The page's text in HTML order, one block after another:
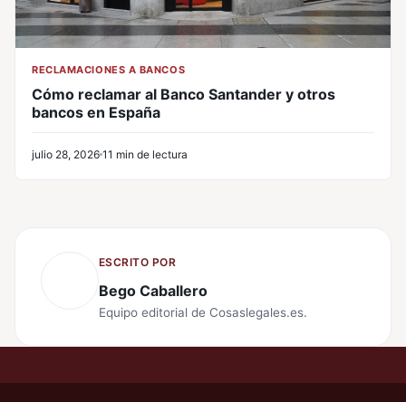
RECLAMACIONES A BANCOS
Cómo reclamar al Banco Santander y otros
bancos en España
julio 28, 2026 11 min de lectura
ESCRITO POR
Bego Caballero
Equipo editorial de Cosaslegales.es.